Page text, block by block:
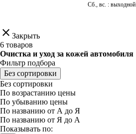
Сб., вс. : выходной
clear Закрыть
6 товаров
Очистка и уход за кожей автомобиля
Фильтр подбора
Без сортировки
Без сортировки
По возрастанию цены
По убыванию цены
По названию от А до Я
По названию от Я до А
Показывать по: